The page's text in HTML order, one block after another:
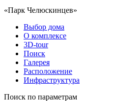
«Парк Челюскинцев»
Выбор дома
О комплексе
3D-tour
Поиск
Галерея
Расположение
Инфраструктура
Поиск по параметрам